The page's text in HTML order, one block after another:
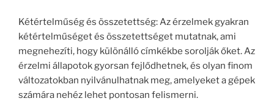
Kétértelműség és összetettség: Az érzelmek gyakran
kétértelműséget és összetettséget mutatnak, ami
megnehezíti, hogy különálló címkékbe sorolják őket. Az
érzelmi állapotok gyorsan fejlődhetnek, és olyan finom
változatokban nyilvánulhatnak meg, amelyeket a gépek
számára nehéz lehet pontosan felismerni.